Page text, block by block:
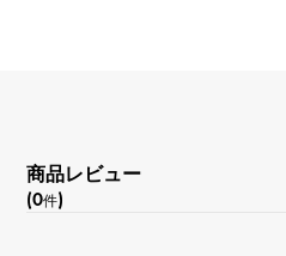
商品レビュー
(0件)